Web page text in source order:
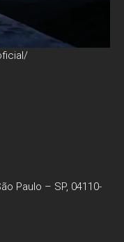
Paulo – SP, 04110-